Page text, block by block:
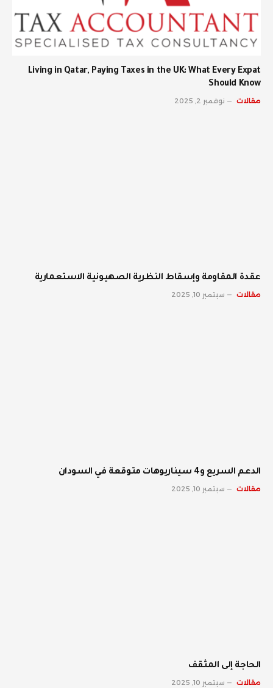
Living in Qatar, Paying Taxes in the UK: What Every Expat
Should Know
مقالات نوفمبر 2, 2025
عقدة المقاومة وإسقاط النظرية الصهيونية الاستعمارية
مقالات سبتمبر 10, 2025
الدعم السريع و4 سيناريوهات متوقعة في السودان
مقالات سبتمبر 10, 2025
الحاجة إلى المثقف
مقالات سبتمبر 10, 2025